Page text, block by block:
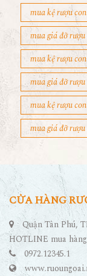
mua kệ rượu
mua giá đỡ
mua kệ rượu
mua giá đỡ
mua kệ rượu
mua giá đỡ
CỬA HÀNG
Quận Tân Phú,
HOTLINE mua hàng
0972.12345.1